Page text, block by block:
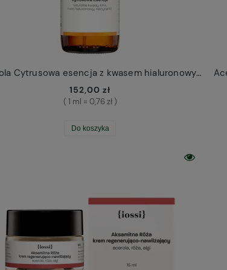
Acerola Cytrusowa esencja z kwasem hialuronowym Iossi 200ml
152,00 zł
( 1 ml = 0,76 zł )
Do koszyka